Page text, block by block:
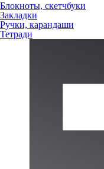
Блокноты, скетчбуки
Закладки
Ручки, карандаши
Тетради